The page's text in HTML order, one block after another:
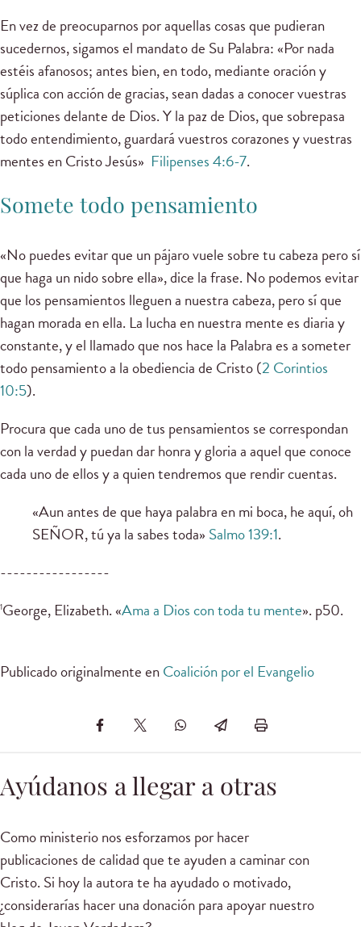
En vez de preocuparnos por aquellas cosas que pudieran
sucedernos, sigamos el mandato de Su Palabra: «Por nada
estéis afanosos; antes bien, en todo, mediante oración y
súplica con acción de gracias, sean dadas a conocer vuestras
peticiones delante de Dios. Y la paz de Dios, que sobrepasa
todo entendimiento, guardará vuestros corazones y vuestras
mentes en Cristo Jesús» Filipenses 4:6-7.
Somete todo pensamiento
«No puedes evitar que un pájaro vuele sobre tu cabeza pero sí
que haga un nido sobre ella», dice la frase. No podemos evitar
que los pensamientos lleguen a nuestra cabeza, pero sí que
hagan morada en ella. La lucha en nuestra mente es diaria y
constante, y el llamado que nos hace la Palabra es a someter
todo pensamiento a la obediencia de Cristo (2 Corintios
10:5).
Procura que cada uno de tus pensamientos se correspondan
con la verdad y puedan dar honra y gloria a aquel que conoce
cada uno de ellos y a quien tendremos que rendir cuentas.
«Aun antes de que haya palabra en mi boca, he aquí, oh
SEÑOR, tú ya la sabes toda» Salmo 139:1.
-----------------
1George, Elizabeth. «Ama a Dios con toda tu mente». p50.
Publicado originalmente enCoalición por el Evangelio
Ayúdanos a llegar a otras
Como ministerio nos esforzamos por hacer
publicaciones de calidad que te ayuden a caminar con
Cristo. Si hoy la autora te ha ayudado o motivado,
¿considerarías hacer una donación para apoyar nuestro